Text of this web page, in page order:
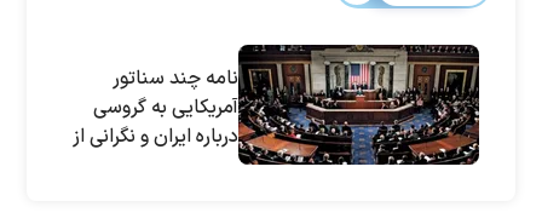
نامه چند سناتور
آمریکایی به گروسی
درباره ایران و نگرانی از